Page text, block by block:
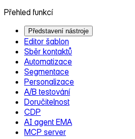
Přehled funkcí
Představení nástroje
Editor šablon
Sběr kontaktů
Automatizace
Segmentace
Personalizace
A/B testování
Doručitelnost
CDP
AI agent EMA
MCP server